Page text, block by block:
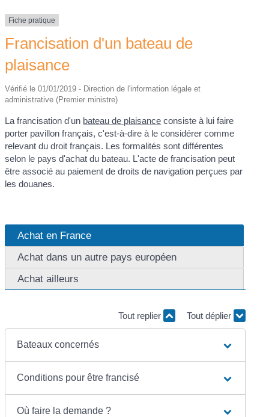
Fiche pratique
Francisation d'un bateau de
plaisance
Vérifié le 01/01/2019 - Direction de l'information légale et
administrative (Premier ministre)
La francisation d'un bateau de plaisance consiste à lui faire
porter pavillon français, c'est-à-dire à le considérer comme
relevant du droit français. Les formalités sont différentes
selon le pays d'achat du bateau. L'acte de francisation peut
être associé au paiement de droits de navigation perçues par
les douanes.
Achat en France
Achat dans un autre pays européen
Achat ailleurs
Tout replier Tout déplier
Bateaux concernés
Conditions pour être francisé
Où faire la demande ?